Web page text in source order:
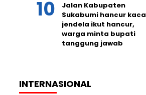
Jalan Kabupaten
Sukabumi hancur kaca
jendela ikut hancur,
warga minta bupati
tanggung jawab
INTERNASIONAL